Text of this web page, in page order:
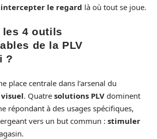
intercepter le regard là où tout se joue.
les 4 outils
de la PLV
?
place centrale dans l’arsenal du
. Quatre solutions PLV dominent
répondant à des usages spécifiques,
vers un but commun : stimuler